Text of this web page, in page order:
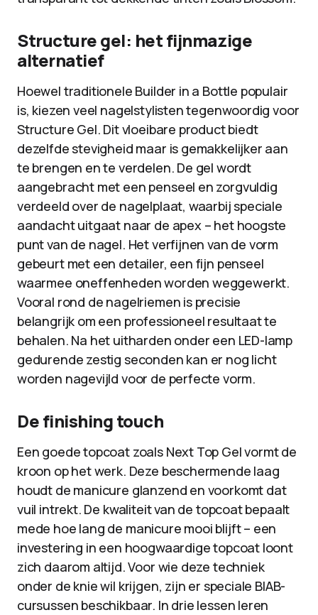
Structure gel: het fijnmazige
alternatief
Hoewel traditionele Builder in a Bottle populair
is, kiezen veel nagelstylisten tegenwoordig voor
Structure Gel. Dit vloeibare product biedt
dezelfde stevigheid maar is gemakkelijker aan
te brengen en te verdelen. De gel wordt
aangebracht met een penseel en zorgvuldig
verdeeld over de nagelplaat, waarbij speciale
aandacht uitgaat naar de apex – het hoogste
punt van de nagel. Het verfijnen van de vorm
gebeurt met een detailer, een fijn penseel
waarmee oneffenheden worden weggewerkt.
Vooral rond de nagelriemen is precisie
belangrijk om een professioneel resultaat te
behalen. Na het uitharden onder een LED-lamp
gedurende zestig seconden kan er nog licht
worden nagevijld voor de perfecte vorm.
De finishing touch
Een goede topcoat zoals Next Top Gel vormt de
kroon op het werk. Deze beschermende laag
houdt de manicure glanzend en voorkomt dat
vuil intrekt. De kwaliteit van de topcoat bepaalt
mede hoe lang de manicure mooi blijft – een
investering in een hoogwaardige topcoat loont
zich daarom altijd. Voor wie deze techniek
onder de knie wil krijgen, zijn er speciale BIAB-
cursussen beschikbaar. In drie lessen leren